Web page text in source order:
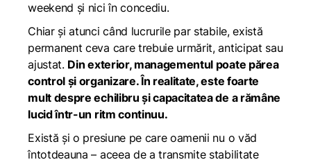
weekend și nici în concediu.
Chiar și atunci când lucrurile par stabile, există
permanent ceva care trebuie urmărit, anticipat sau
ajustat. Din exterior, managementul poate părea
control și organizare. În realitate, este foarte
mult despre echilibru și capacitatea de a rămâne
lucid într-un ritm continuu.
Există și o presiune pe care oamenii nu o văd
întotdeauna – aceea de a transmite stabilitate